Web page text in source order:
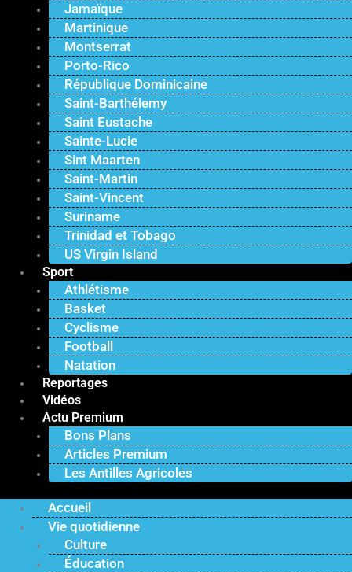
Jamaïque
Martinique
Montserrat
Porto-Rico
République Dominicaine
Saint-Barthélemy
Saint Eustache
Sainte-Lucie
Sint Maarten
Saint-Martin
Saint-Vincent
Suriname
Trinidad et Tobago
US Virgin Island
Sport
Athlétisme
Basket
Cyclisme
Football
Natation
Reportages
Vidéos
Actu Premium
Bons Plans
Articles Premium
Les Antilles Agricoles
Accueil
Vie quotidienne
Culture
Éducation